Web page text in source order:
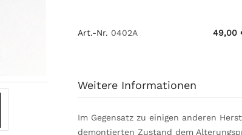
Art.-Nr. 0402A 49,00
Weitere Informationen
Im Gegensatz zu einigen anderen
demontierten Zustand dem